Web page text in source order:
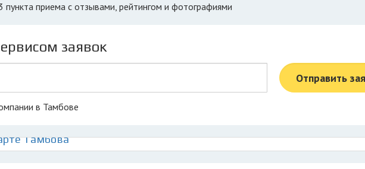
пункта приема с отзывами, рейтингом и фотографиями
заявок
Отправить
в Тамбове
Тамбова